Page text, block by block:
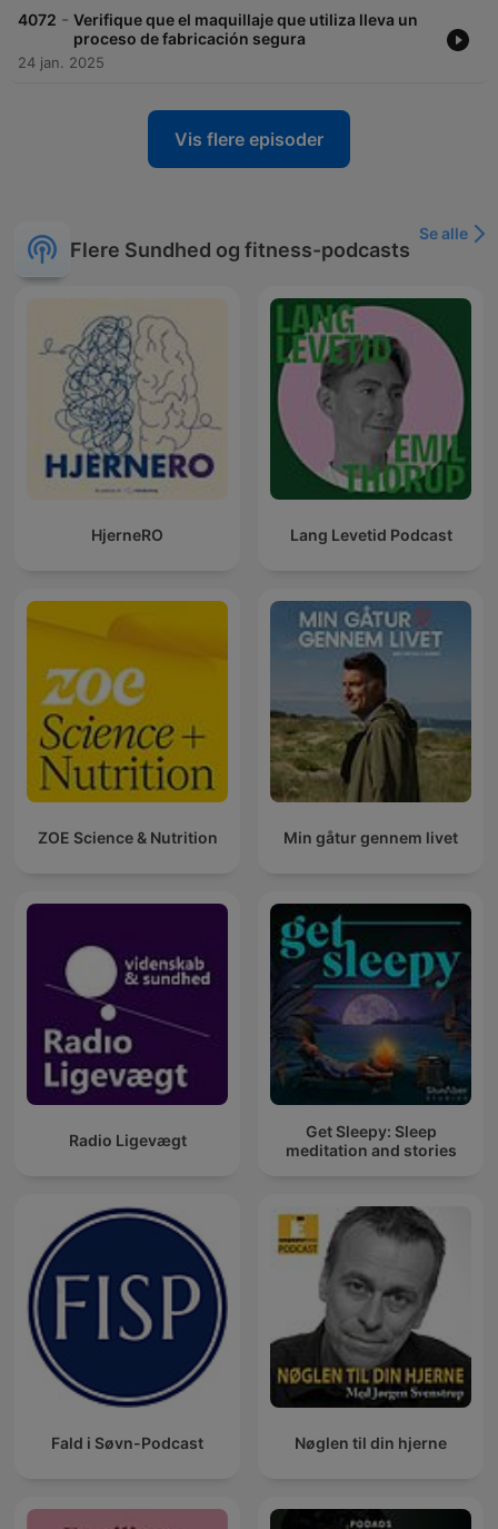
4072 - Verifique que el maquillaje que utiliza lleva un
proceso de fabricación segura
24 jan. 2025
Vis flere episoder
Flere Sundhed og fitness-podcasts
Se alle
HjerneRO Lang Levetid Podcast
ZOE Science & Nutrition Min gåtur gennem livet
Radio Ligevægt
Get Sleepy: Sleep
meditation and stories
Fald i Søvn-Podcast Nøglen til din hjerne